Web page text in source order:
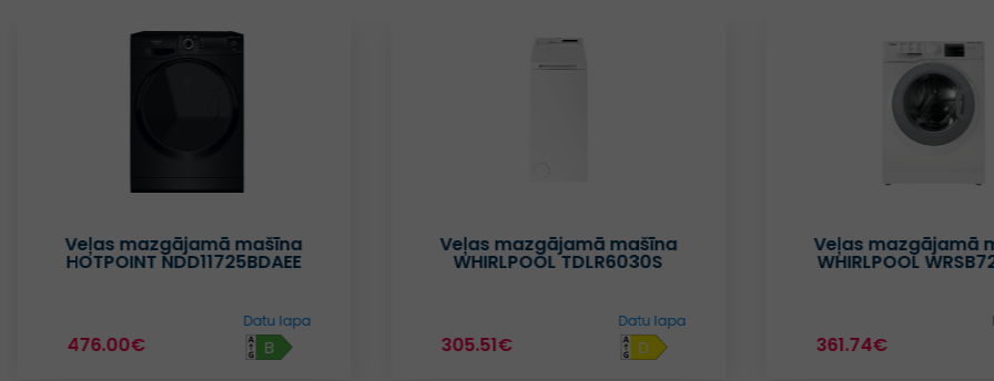
Veļas mazgājamā mašīna
HOTPOINT NDD11725BDAEE
476.00€ B
Datu lapa
Veļas mazgājamā mašīna
WHIRLPOOL TDLR6030S
305.51€ D
Datu lapa
Veļas mazgājamā
WHIRLPOOL
361.74€